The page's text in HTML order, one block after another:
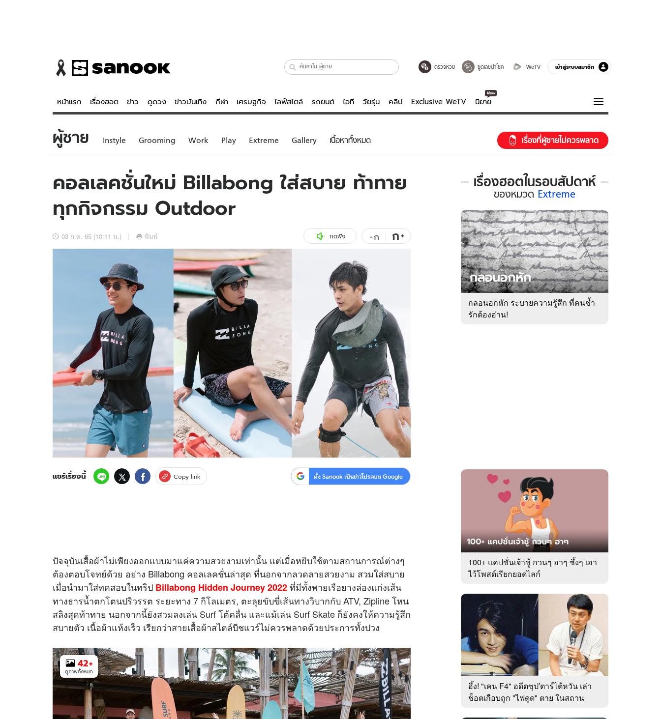
ตรวจหวย ขูดเลขนำโชค WeTV เข้าสู่ระบบสมาชิก
หน้าแรก เรื่องฮอต ข่าว ดูดวง ข่าวบันเทิง กีฬา เศรษฐกิจ ไลฟ์สไตล์ รถยนต์ ไอที วัยรุ่น คลิป Exclusive WeTV นิยาย
ข่าว
ข่าวบันเทิง
ข่าวกีฬา
อัปเดตจีน
เช็กข่าวชัวร์
ดูดวง - ตรวจหวย
สถิติหวยไทย
หวยลาว
ไลฟ์สไตล์
วัยรุ่น
สุขภาพ
เที่ยว-กิน
Tasteful Thailand
Sanook Choice
เกมส์
ดูทีวี
ความรู้รอบตัว
ฮาวทู
ดาวน์โหลดสนุกแอปฟรี ติดตามสนุกโซเชียลได้ที่
สงวนลิขสิทธิ์ © 2569 บริษัท อิมเมจ ฟิวเจอร์ (ประเทศไทย) จำกัด
ผู้ชาย Instyle Grooming Work Play Extreme Gallery เนื้อหาทั้งหมด เรื่องที่ผู้ชายไม่ควรพลาด
คอลเลคชั่นใหม่ Billabong ใส่สบาย ท้าทาย
ทุกกิจกรรม Outdoor
03 ก.ค. 65 (10:11 น.) พิมพ์ กดฟัง -ก ก+
แชร์เรื่องนี้ Copy link ตั้ง Sanook เป็นข่าวโปรดบน Google
ปัจจุบันเสื้อผ้าไม่เพียงออกแบบมาแค่ความสวยงามเท่านั้น แต่เมื่อหยิบใช้ตามสถานการณ์ต่างๆ
ต้องตอบโจทย์ด้วย อย่าง Billabong คอลเลคชั่นล่าสุด ที่นอกจากลวดลายสวยงาม สวมใส่สบาย
เมื่อนำมาใส่ทดสอบในทริป Billabong Hidden Journey 2022ที่มีทั้งพายเรือยางล่องแก่งเส้น
ทางธารน้ำตกโตนปริวรรต ระยะทาง 7 กิโลเมตร, ตะลุยขับขี่เส้นทางวิบากกับ ATV, Zipline โหน
สลิงสุดท้าทาย นอกจากนี้ยังสวมลงเล่น Surf โต้คลื่น และแม้เล่น Surf Skate ก็ยังคงให้ความรู้สึก
สบายตัว เนื้อผ้าแห้งเร็ว เรียกว่าสายเสื้อผ้าสไตล์บีชแวร์ไม่ควรพลาดด้วยประการทั้งปวง
42+
ดูภาพทั้งหมด
เรื่องฮอตในรอบสัปดาห์
เรื่อง
ใน
รอบ
สัปดาห์
ของ
หมวด
Extreme
ของหมวด Extreme
กลอนอกหัก ระบายความรู้สึก ที่คนช้ำ
รักต้องอ่าน!
100+ แคปชั่นเจ้าชู้ กวนๆ ฮาๆ ซึ้งๆ เอา
ไว้โพสต์เรียกยอดไลก์
อึ้ง! "เคน F4" อดีตซุป′ตาร์ไต้หวัน เล่า
ช็อตเกือบถูก "ไฟดูด" ตาย ในสถาน